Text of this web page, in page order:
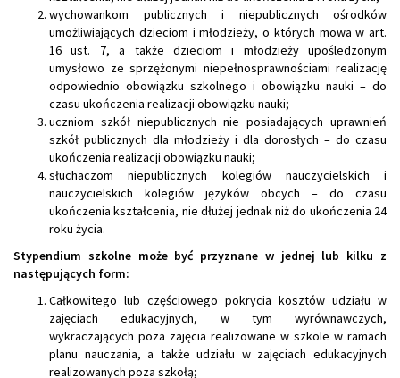
wychowankom publicznych i niepublicznych ośrodków
umożliwiających dzieciom i młodzieży, o których mowa w art.
16 ust. 7, a także dzieciom i młodzieży upośledzonym
umysłowo ze sprzężonymi niepełnosprawnościami realizację
odpowiednio obowiązku szkolnego i obowiązku nauki – do
czasu ukończenia realizacji obowiązku nauki;
uczniom szkół niepublicznych nie posiadających uprawnień
szkół publicznych dla młodzieży i dla dorosłych – do czasu
ukończenia realizacji obowiązku nauki;
słuchaczom niepublicznych kolegiów nauczycielskich i
nauczycielskich kolegiów języków obcych – do czasu
ukończenia kształcenia, nie dłużej jednak niż do ukończenia 24
roku życia.
Stypendium szkolne może być przyznane w jednej lub kilku z
następujących form:
Całkowitego lub częściowego pokrycia kosztów udziału w
zajęciach edukacyjnych, w tym wyrównawczych,
wykraczających poza zajęcia realizowane w szkole w ramach
planu nauczania, a także udziału w zajęciach edukacyjnych
realizowanych poza szkołą;